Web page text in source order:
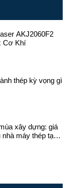
AKJ2060F2
Cơ Khí
thép kỳ vọng gì
xây dựng: giá
nhà máy thép tạm